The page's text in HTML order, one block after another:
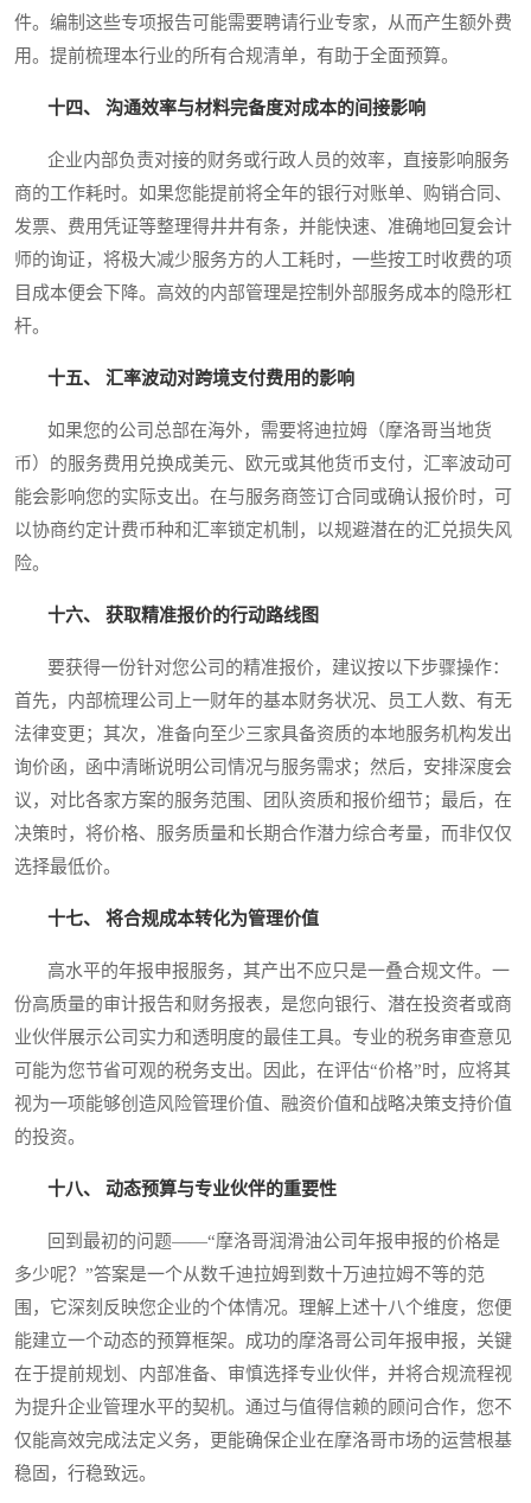
件。编制这些专项报告可能需要聘请行业专家，从而产生额外费
用。提前梳理本行业的所有合规清单，有助于全面预算。
十四、 沟通效率与材料完备度对成本的间接影响
企业内部负责对接的财务或行政人员的效率，直接影响服务
商的工作耗时。如果您能提前将全年的银行对账单、购销合同、
发票、费用凭证等整理得井井有条，并能快速、准确地回复会计
师的询证，将极大减少服务方的人工耗时，一些按工时收费的项
目成本便会下降。高效的内部管理是控制外部服务成本的隐形杠
杆。
十五、 汇率波动对跨境支付费用的影响
如果您的公司总部在海外，需要将迪拉姆（摩洛哥当地货
币）的服务费用兑换成美元、欧元或其他货币支付，汇率波动可
能会影响您的实际支出。在与服务商签订合同或确认报价时，可
以协商约定计费币种和汇率锁定机制，以规避潜在的汇兑损失风
险。
十六、 获取精准报价的行动路线图
要获得一份针对您公司的精准报价，建议按以下步骤操作：
首先，内部梳理公司上一财年的基本财务状况、员工人数、有无
法律变更；其次，准备向至少三家具备资质的本地服务机构发出
询价函，函中清晰说明公司情况与服务需求；然后，安排深度会
议，对比各家方案的服务范围、团队资质和报价细节；最后，在
决策时，将价格、服务质量和长期合作潜力综合考量，而非仅仅
选择最低价。
十七、 将合规成本转化为管理价值
高水平的年报申报服务，其产出不应只是一叠合规文件。一
份高质量的审计报告和财务报表，是您向银行、潜在投资者或商
业伙伴展示公司实力和透明度的最佳工具。专业的税务审查意见
可能为您节省可观的税务支出。因此，在评估“价格”时，应将其
视为一项能够创造风险管理价值、融资价值和战略决策支持价值
的投资。
十八、 动态预算与专业伙伴的重要性
回到最初的问题——“摩洛哥润滑油公司年报申报的价格是
多少呢？”答案是一个从数千迪拉姆到数十万迪拉姆不等的范
围，它深刻反映您企业的个体情况。理解上述十八个维度，您便
能建立一个动态的预算框架。成功的摩洛哥公司年报申报，关键
在于提前规划、内部准备、审慎选择专业伙伴，并将合规流程视
为提升企业管理水平的契机。通过与值得信赖的顾问合作，您不
仅能高效完成法定义务，更能确保企业在摩洛哥市场的运营根基
稳固，行稳致远。